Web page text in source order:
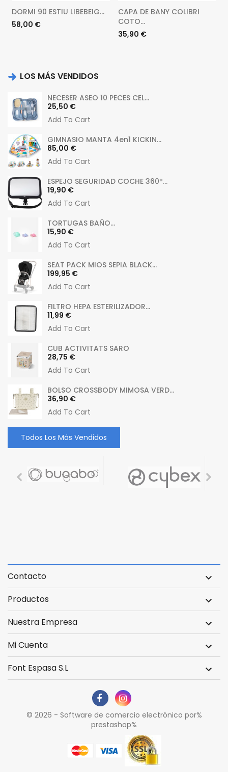
DORMI 90 ESTIU LIBEBEIG...
Precio
58,00 €
CAPA DE BANY COLIBRI
COTO...
Precio
35,90 €
LOS MÁS VENDIDOS
NECESER ASEO 10 PECES CEL...
Precio
25,50 €
Add To Cart
GIMNASIO MANTA 4en1 KICKIN...
Precio
85,00 €
Add To Cart
ESPEJO SEGURIDAD COCHE 360º...
Precio
19,90 €
Add To Cart
TORTUGAS BAÑO...
Precio
15,90 €
Add To Cart
SEAT PACK MIOS SEPIA BLACK...
Precio
199,95 €
Add To Cart
FILTRO HEPA ESTERILIZADOR...
Precio
11,99 €
Add To Cart
CUB ACTIVITATS SARO
Precio
28,75 €
Add To Cart
BOLSO CROSSBODY MIMOSA VERD...
Precio
36,90 €
Add To Cart
Todos Los Más Vendidos
Contacto 
Productos 
Nuestra Empresa 
Mi Cuenta 
Font Espasa S.L 
© 2026 - Software de comercio electrónico por%
prestashop%